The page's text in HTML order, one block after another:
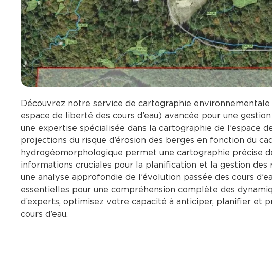
Découvrez notre service de cartographie environnementale
espace de liberté des cours d’eau) avancée pour une
une expertise spécialisée dans la cartographie de l’espace
projections du risque d’érosion des berges en fonction du
hydrogéomorphologique permet une cartographie précise
informations cruciales pour la planification et la gestion des
une analyse approfondie de l’évolution passée des cours
essentielles pour une compréhension complète des
d’experts, optimisez votre capacité à anticiper, planifier et
cours d’eau.